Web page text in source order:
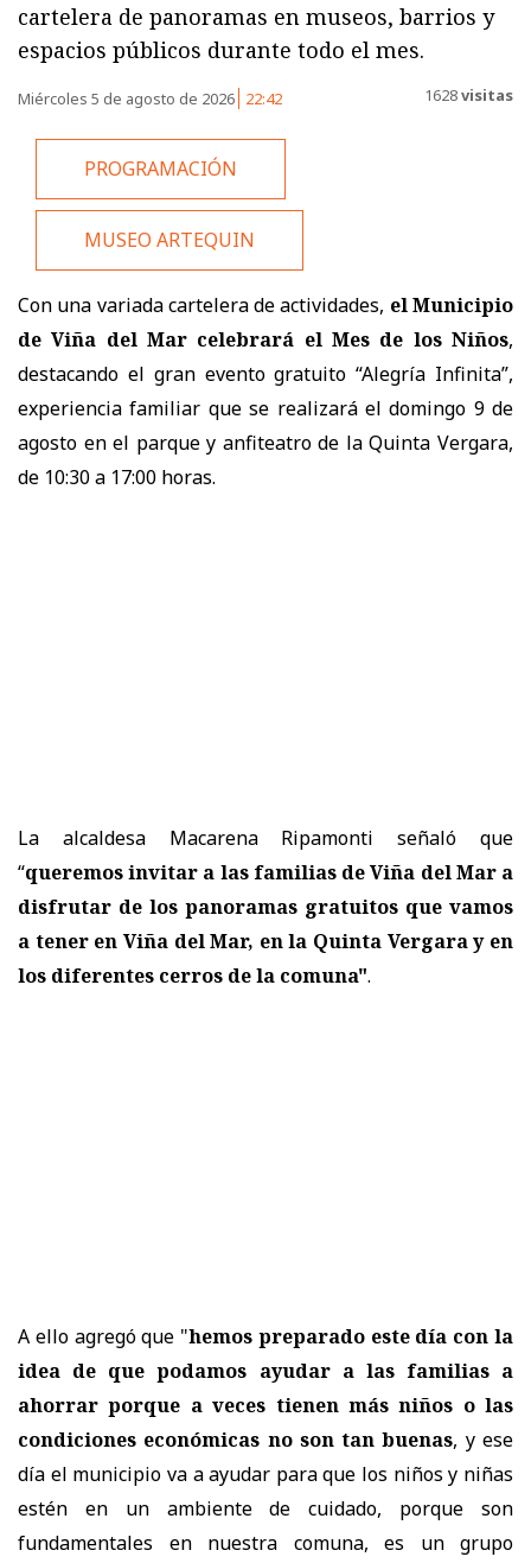
cartelera de panoramas en museos, barrios y
espacios públicos durante todo el mes.
Miércoles 5 de agosto de 2026 22:42 1628visitas
PROGRAMACIÓN
MUSEO ARTEQUIN
Con una variada cartelera de actividades, el Municipio
de Viña del Mar celebrará el Mes de los Niños,
destacando el gran evento gratuito “Alegría Infinita”,
experiencia familiar que se realizará el domingo 9 de
agosto en el parque y anfiteatro de la Quinta Vergara,
de 10:30 a 17:00 horas.
La alcaldesa Macarena Ripamonti señaló que
“queremos invitar a las familias de Viña del Mar a
disfrutar de los panoramas gratuitos que vamos
a tener en Viña del Mar, en la Quinta Vergara y en
los diferentes cerros de la comuna".
A ello agregó que "hemos preparado este día con la
idea de que podamos ayudar a las familias a
ahorrar porque a veces tienen más niños o las
condiciones económicas no son tan buenas, y ese
día el municipio va a ayudar para que los niños y niñas
estén en un ambiente de cuidado, porque son
fundamentales en nuestra comuna, es un grupo